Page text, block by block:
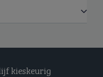
kieskeurig